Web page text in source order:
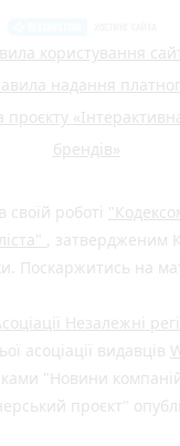
користування
надання
проєкту
брендів»
своїй роботі
, затвердженим
Поскаржитись на
Незалежні
асоціації видавців
"Новини
проєкт"